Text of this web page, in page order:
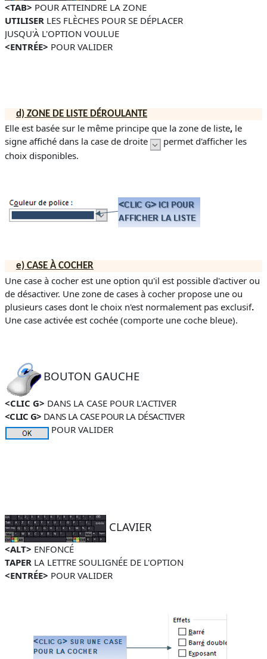
<TAB> POUR ATTEINDRE LA ZONE
UTILISER LES FLÈCHES POUR SE DÉPLACER
JUSQU'À L'OPTION VOULUE
<ENTRÉE> POUR VALIDER
d) ZONE DE LISTE DÉROULANTE
Elle est basée sur le même principe que la zone de liste, le
signe affiché dans la case de droite
permet d'afficher les
choix disponibles.
e) CASE À COCHER
Une case à cocher est une option qu'il est possible d'activer ou
de désactiver. Une zone de cases à cocher propose une ou
plusieurs cases dont le choix n'est normalement pas exclusif.
Une case activée est cochée (comporte une coche bleue).
BOUTON GAUCHE
<CLIC G> DANS LA CASE POUR L'ACTIVER
<CLIC G> DANS LA CASE POUR LA DÉSACTIVER
POUR VALIDER
CLAVIER
<ALT> ENFONCÉ
TAPER LA LETTRE SOULIGNÉE DE L'OPTION
<ENTRÉE> POUR VALIDER